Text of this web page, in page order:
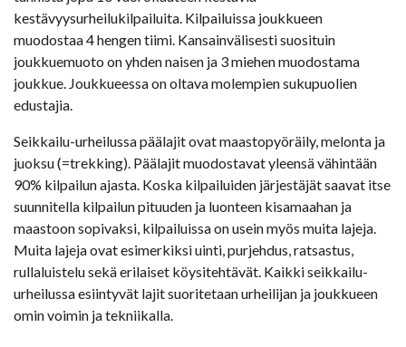
kestävyysurheilukilpailuita. Kilpailuissa joukkueen
muodostaa 4 hengen tiimi. Kansainvälisesti suosituin
joukkuemuoto on yhden naisen ja 3 miehen muodostama
joukkue. Joukkueessa on oltava molempien sukupuolien
edustajia.
Seikkailu-urheilussa päälajit ovat maastopyöräily, melonta ja
juoksu (=trekking). Päälajit muodostavat yleensä vähintään
90% kilpailun ajasta. Koska kilpailuiden järjestäjät saavat itse
suunnitella kilpailun pituuden ja luonteen kisamaahan ja
maastoon sopivaksi, kilpailuissa on usein myös muita lajeja.
Muita lajeja ovat esimerkiksi uinti, purjehdus, ratsastus,
rullaluistelu sekä erilaiset köysitehtävät. Kaikki seikkailu-
urheilussa esiintyvät lajit suoritetaan urheilijan ja joukkueen
omin voimin ja tekniikalla.